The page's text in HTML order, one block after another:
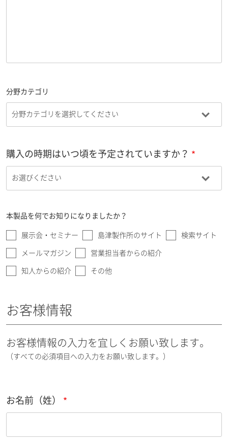
分野カテゴリ
購入の時期はいつ頃を予定されていますか？
本製品を何でお知りになりましたか？
展示会・セミナー 島津製作所のサイト 検索サイト
メールマガジン 営業担当者からの紹介
知人からの紹介 その他
お客様情報
お客様情報の入力を宜しくお願い致します。
（すべての必須項目への入力をお願い致します。）
お名前（姓）